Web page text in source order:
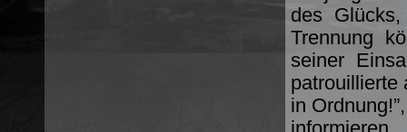
des
Trennung
seiner
patrouillierte
in